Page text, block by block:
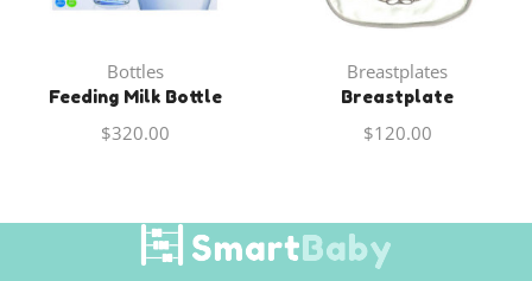
Bottles
Feeding Milk Bottle
$320.00
Breastplates
Breastplate
$120.00